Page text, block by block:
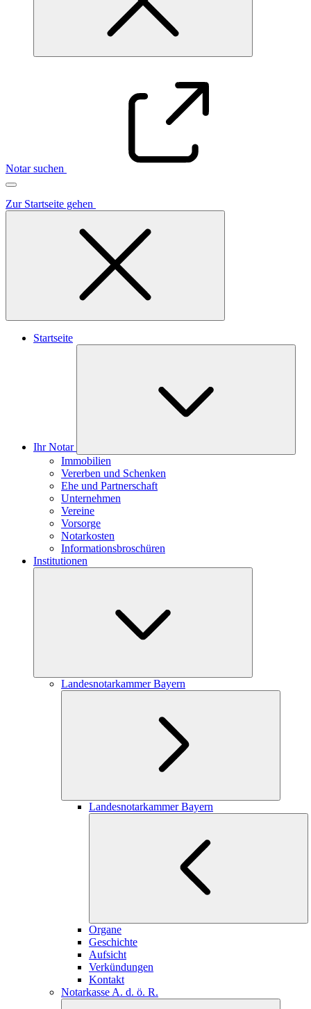
Notar suchen
Zur Startseite gehen
Startseite
Ihr Notar
Immobilien
Vererben und Schenken
Ehe und Partnerschaft
Unternehmen
Vereine
Vorsorge
Notarkosten
Informationsbroschüren
Institutionen
Landesnotarkammer Bayern
Landesnotarkammer Bayern
Organe
Geschichte
Aufsicht
Verkündungen
Kontakt
Notarkasse A. d. ö. R.